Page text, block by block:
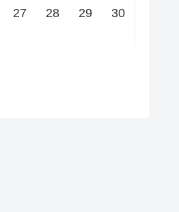
27 28 29
30